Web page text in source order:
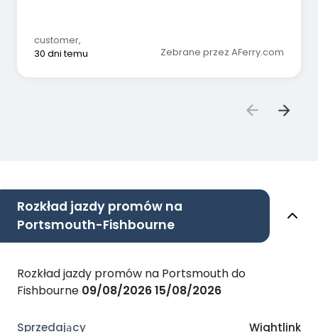
customer,
30 dni temu
Zebrane przez AFerry.com
Rozkład jazdy promów na
Portsmouth-Fishbourne
Rozkład jazdy promów na Portsmouth do
Fishbourne 09/08/202615/08/2026
Wightlink